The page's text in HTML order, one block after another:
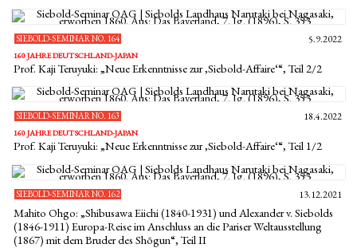
SIEBOLD-SEMINAR NO. 164 5.9.2022
160 JAHRE DEUTSCHLAND-JAPAN
Prof. Kaji Teruyuki: „Neue Erkenntnisse zur ‚Siebold-Affaire‘“, Teil 2/2
SIEBOLD-SEMINAR NO. 163 18.4.2022
160 JAHRE DEUTSCHLAND-JAPAN
Prof. Kaji Teruyuki: „Neue Erkenntnisse zur ‚Siebold-Affaire‘“, Teil 1/2
SIEBOLD-SEMINAR NO. 162 13.12.2021
Mahito Ohgo: „Shibusawa Eiichi (1840-1931) und Alexander v. Siebolds
(1846-1911) Europa-Reise im Anschluss an die Pariser Weltausstellung
(1867) mit dem Bruder des Shōgun“, Teil II